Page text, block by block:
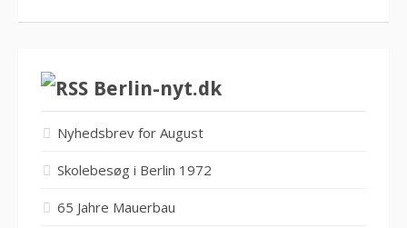
Berlin-nyt.dk
Nyhedsbrev for August
Skolebesøg i Berlin 1972
65 Jahre Mauerbau